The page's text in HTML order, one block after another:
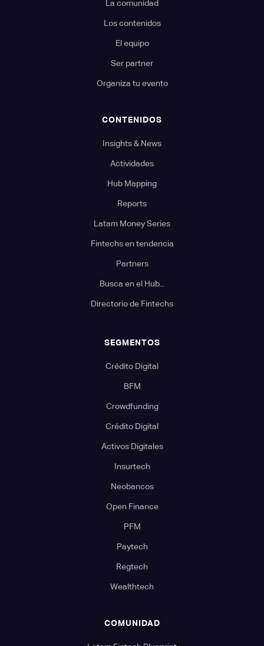
La comunidad
Los contenidos
El equipo
Ser partner
Organiza tu evento
CONTENIDOS
Insights & News
Actividades
Hub Mapping
Reports
Latam Money Series
Fintechs en tendencia
Partners
Busca en el Hub...
Directorio de Fintechs
SEGMENTOS
Crédito Digital
BFM
Crowdfunding
Crédito Digital
Activos Digitales
Insurtech
Neobancos
Open Finance
PFM
Paytech
Regtech
Wealthtech
COMUNIDAD